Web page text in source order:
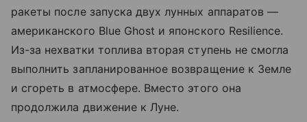
ракеты после запуска двух лунных аппаратов —
американского Blue Ghost и японского Resilience.
Из-за нехватки топлива вторая ступень не смогла
выполнить запланированное возвращение к Земле
и сгореть в атмосфере. Вместо этого она
продолжила движение к Луне.